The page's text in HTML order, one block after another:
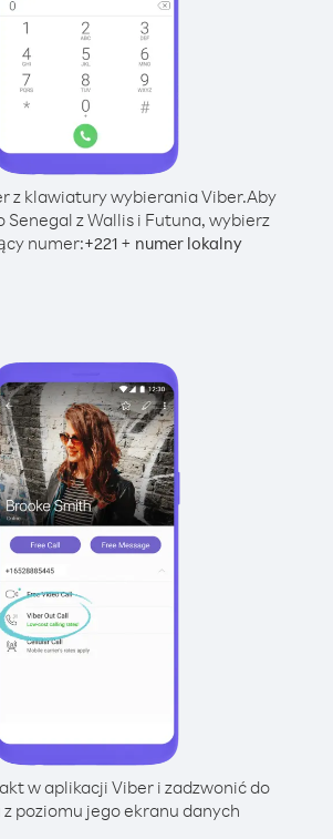
z klawiatury wybierania Viber.Aby
Senegal z Wallis i Futuna, wybierz
numer:+221+ numer lokalny
w aplikacji Viber i zadzwonić do
poziomu jego ekranu danych